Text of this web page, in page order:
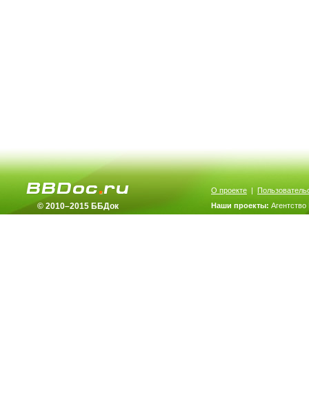
© 2010–2015 ББДок
О проекте |
Наши проекты: